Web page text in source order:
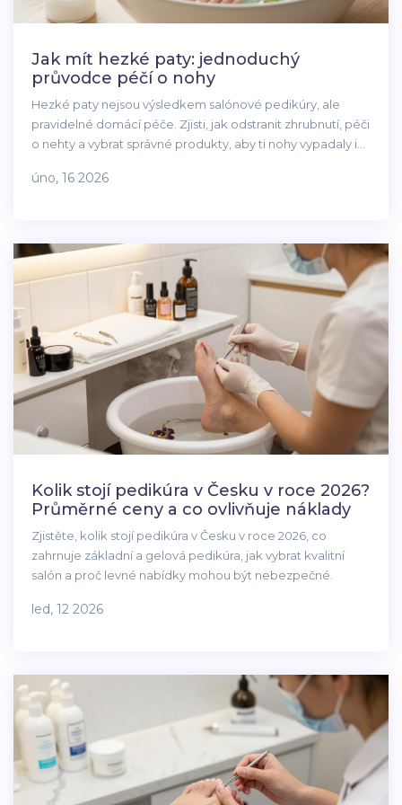
Jak mít hezké paty: jednoduchý
průvodce péčí o nohy
Hezké paty nejsou výsledkem salónové pedikúry, ale
pravidelné domácí péče. Zjisti, jak odstranit zhrubnutí, péči
o nehty a vybrat správné produkty, aby ti nohy vypadaly i
úno, 16 2026
Kolik stojí pedikúra v Česku v roce 2026?
Průměrné ceny a co ovlivňuje náklady
Zjistěte, kolik stojí pedikúra v Česku v roce 2026, co
zahrnuje základní a gelová pedikúra, jak vybrat kvalitní
salón a proč levné nabídky mohou být nebezpečné.
led, 12 2026